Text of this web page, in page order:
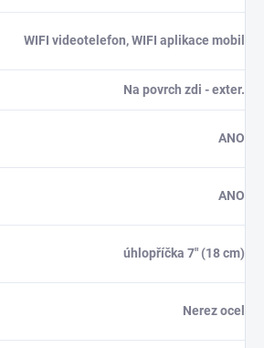
WIFI videotelefon, WIFI aplikace mobil
Na povrch zdi - exter.
ANO
ANO
úhlopříčka 7" (18 cm)
Nerez ocel